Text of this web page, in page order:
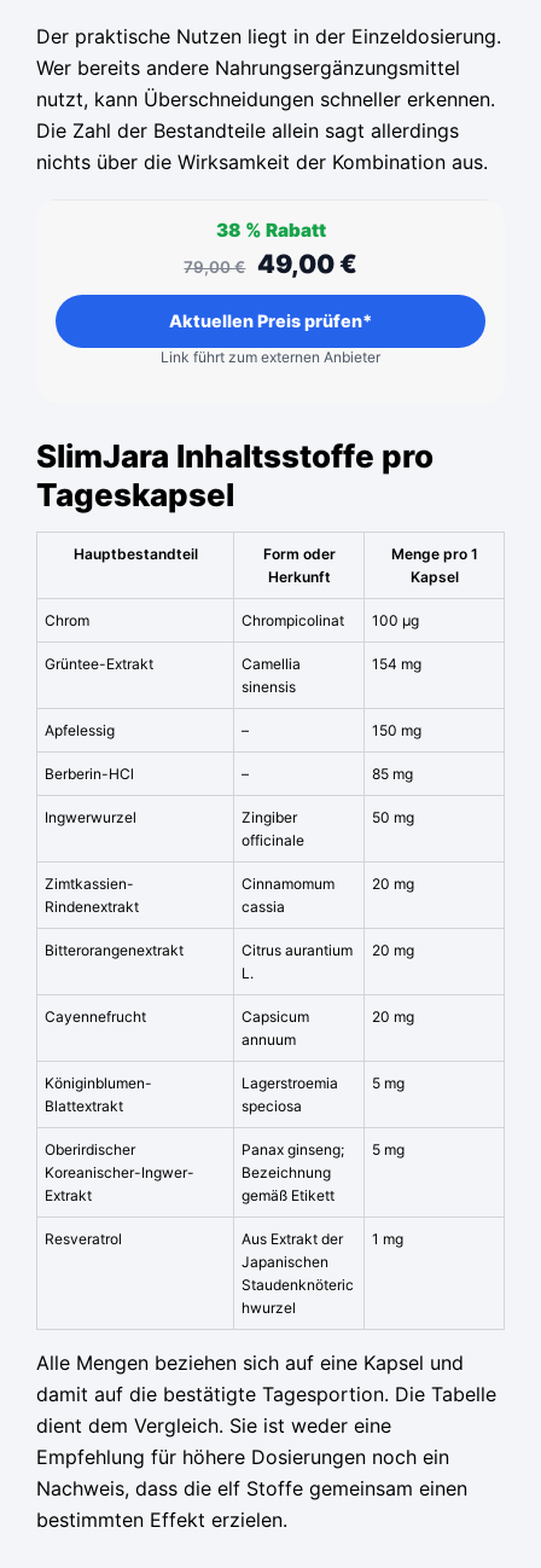
Der praktische Nutzen liegt in der Einzeldosierung.
Wer bereits andere Nahrungsergänzungsmittel
nutzt, kann Überschneidungen schneller erkennen.
Die Zahl der Bestandteile allein sagt allerdings
nichts über die Wirksamkeit der Kombination aus.
38 % Rabatt
79,00€ 49,00€
Aktuellen Preis prüfen*
Link führt zum externen Anbieter
SlimJara Inhaltsstoffe pro
Tageskapsel
Hauptbestandteil
Form oder
Herkunft
Menge pro 1
Kapsel
Chrom Chrompicolinat 100 µg
Grüntee-Extrakt
Camellia
sinensis
154 mg
Apfelessig – 150 mg
Berberin-HCl – 85 mg
Ingwerwurzel
Zingiber
officinale
50 mg
Zimtkassien-
Rindenextrakt
Cinnamomum
cassia
20 mg
Bitterorangenextrakt
Citrus aurantium
L.
20 mg
Cayennefrucht
Capsicum
annuum
20 mg
Königinblumen-
Blattextrakt
Lagerstroemia
speciosa
5 mg
Oberirdischer
Koreanischer-Ingwer-
Extrakt
Panax ginseng;
Bezeichnung
gemäß Etikett
5 mg
Resveratrol
Aus Extrakt der
Japanischen
Staudenknöteric
hwurzel
1 mg
Alle Mengen beziehen sich auf eine Kapsel und
damit auf die bestätigte Tagesportion. Die Tabelle
dient dem Vergleich. Sie ist weder eine
Empfehlung für höhere Dosierungen noch ein
Nachweis, dass die elf Stoffe gemeinsam einen
bestimmten Effekt erzielen.